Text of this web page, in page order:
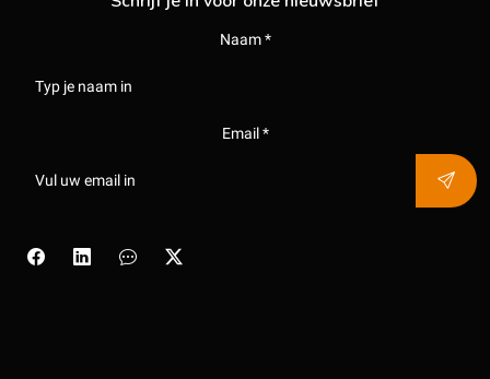
Naam *
Email *